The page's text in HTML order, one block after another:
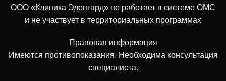
ООО «Клиника Эденгард» не работает в системе ОМС
и не участвует в территориальных программах
Правовая информация
Имеются противопоказания. Необходима консультация
специалиста.